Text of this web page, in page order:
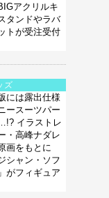
アクリルキ
タンドやラバ
トが受注受付
ズ
には露出仕様
ースーツパー
イラストレ
・高峰ナダレ
画をもとに
シャン・ソフ
がフィギュア